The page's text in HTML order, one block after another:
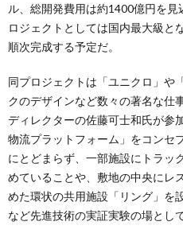
ル、総開発費用は約1400億円を
ロジェクトとしては国内最大級と
順次完成する予定だ。
同プロジェクトは「ユニクロ」
クのデザインなど数々の著名な仕
ディレクターの佐藤可士和氏が参
物流プラットフォーム」をコンセ
にとどまらず、一部施設にトラッ
めていることや、敷地の中央にレ
めた環状の共用施設「リング」を
など先進技術の実証実験の場とし